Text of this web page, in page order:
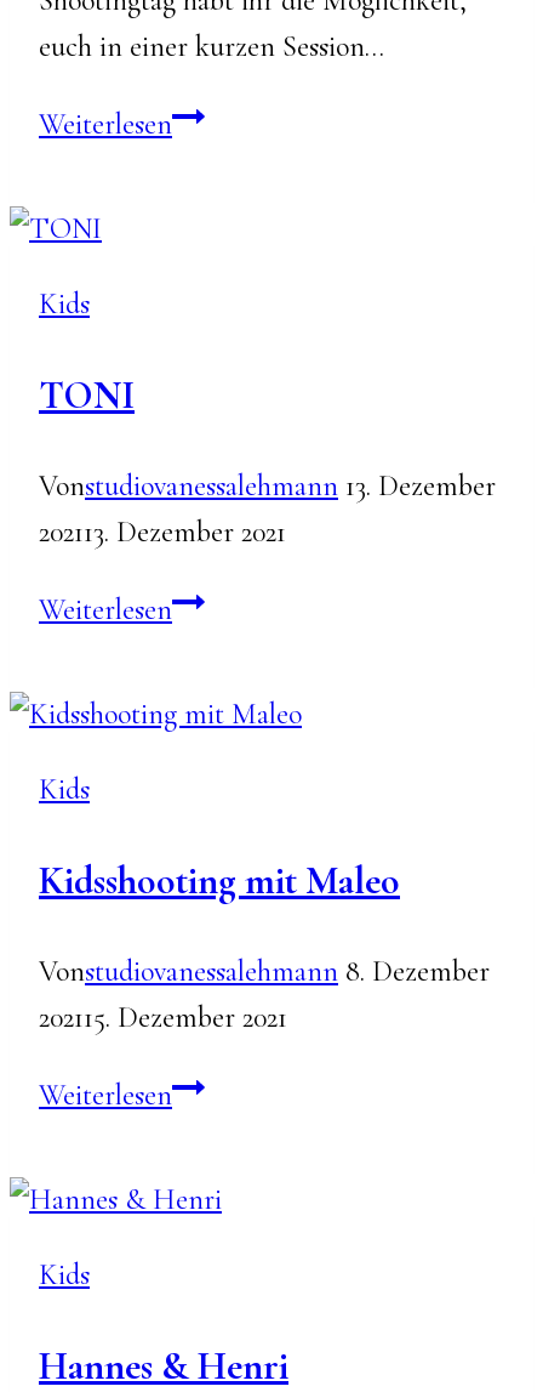
euch in einer kurzen Session…
WeiterlesenMinishootingtag-
Kids
TONI
Vonstudiovanessalehmann 13. Dezember
202113. Dezember 2021
WeiterlesenTONI
Kids
Kidsshooting mit Maleo
Vonstudiovanessalehmann 8. Dezember
202115. Dezember 2021
WeiterlesenKidsshooting
Maleo
Kids
Hannes & Henri